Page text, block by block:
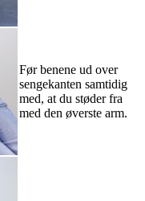
Før benene ud over
sengekanten samtidig
med, at du støder fra
med den øverste arm.